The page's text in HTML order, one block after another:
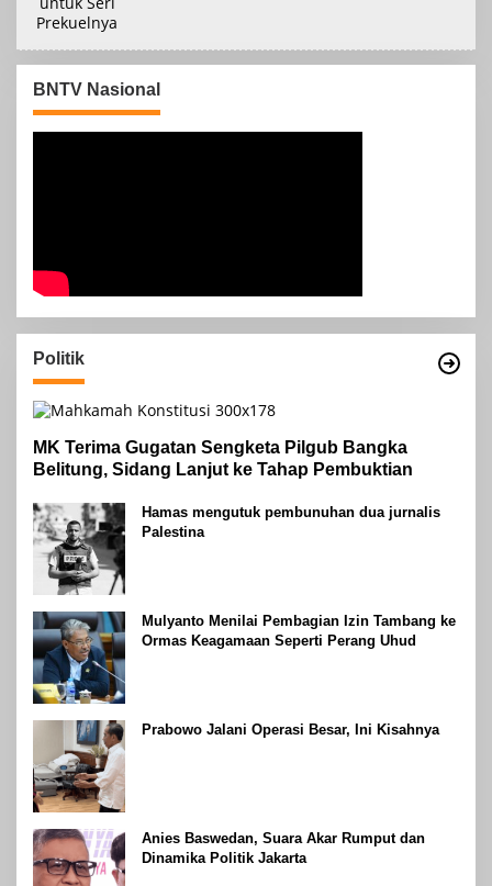
BNTV Nasional
Politik
MK Terima Gugatan Sengketa Pilgub Bangka
Belitung, Sidang Lanjut ke Tahap Pembuktian
Hamas mengutuk pembunuhan dua jurnalis
Palestina
Mulyanto Menilai Pembagian Izin Tambang ke
Ormas Keagamaan Seperti Perang Uhud
Prabowo Jalani Operasi Besar, Ini Kisahnya
Anies Baswedan, Suara Akar Rumput dan
Dinamika Politik Jakarta